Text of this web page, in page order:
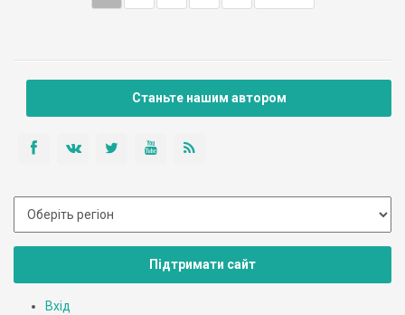
Станьте нашим автором
Підтримати сайт
Вхід